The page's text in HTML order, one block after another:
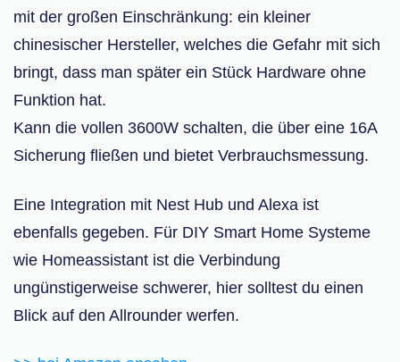
mit der großen Einschränkung: ein kleiner
chinesischer Hersteller, welches die Gefahr mit sich
bringt, dass man später ein Stück Hardware ohne
Funktion hat.
Kann die vollen 3600W schalten, die über eine 16A
Sicherung fließen und bietet Verbrauchsmessung.
Eine Integration mit Nest Hub und Alexa ist
ebenfalls gegeben. Für DIY Smart Home Systeme
wie Homeassistant ist die Verbindung
ungünstigerweise schwerer, hier solltest du einen
Blick auf den Allrounder werfen.